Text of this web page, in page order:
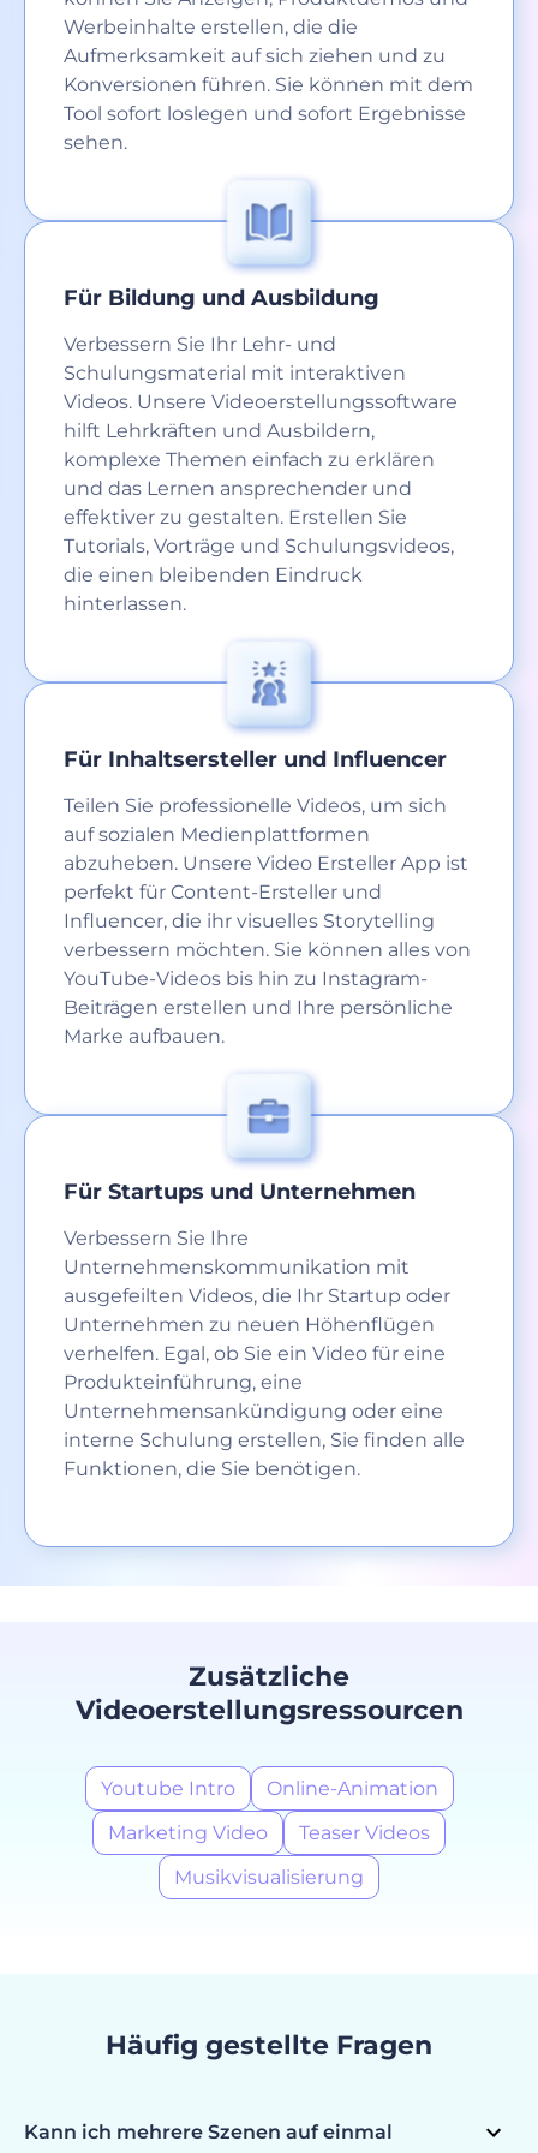
Werbeinhalte erstellen, die die
Aufmerksamkeit auf sich ziehen und zu
Konversionen führen. Sie können mit dem
Tool sofort loslegen und sofort Ergebnisse
sehen.
Für Bildung und Ausbildung
Verbessern Sie Ihr Lehr- und
Schulungsmaterial mit interaktiven
Videos. Unsere Videoerstellungssoftware
hilft Lehrkräften und Ausbildern,
komplexe Themen einfach zu erklären
und das Lernen ansprechender und
effektiver zu gestalten. Erstellen Sie
Tutorials, Vorträge und Schulungsvideos,
die einen bleibenden Eindruck
hinterlassen.
Für Inhaltsersteller und Influencer
Teilen Sie professionelle Videos, um sich
auf sozialen Medienplattformen
abzuheben. Unsere Video Ersteller App ist
perfekt für Content-Ersteller und
Influencer, die ihr visuelles Storytelling
verbessern möchten. Sie können alles von
YouTube-Videos bis hin zu Instagram-
Beiträgen erstellen und Ihre persönliche
Marke aufbauen.
Für Startups und Unternehmen
Verbessern Sie Ihre
Unternehmenskommunikation mit
ausgefeilten Videos, die Ihr Startup oder
Unternehmen zu neuen Höhenflügen
verhelfen. Egal, ob Sie ein Video für eine
Produkteinführung, eine
Unternehmensankündigung oder eine
interne Schulung erstellen, Sie finden alle
Funktionen, die Sie benötigen.
Zusätzliche
Videoerstellungsressourcen
Youtube Intro
Online-Animation
Marketing Video
Teaser Videos
Musikvisualisierung
Häufig gestellte Fragen
Kann ich mehrere Szenen auf einmal